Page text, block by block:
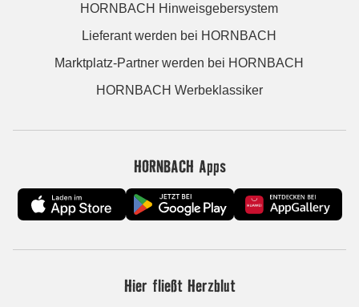
HORNBACH Hinweisgebersystem
Lieferant werden bei HORNBACH
Marktplatz-Partner werden bei HORNBACH
HORNBACH Werbeklassiker
HORNBACH Apps
Hier fließt Herzblut